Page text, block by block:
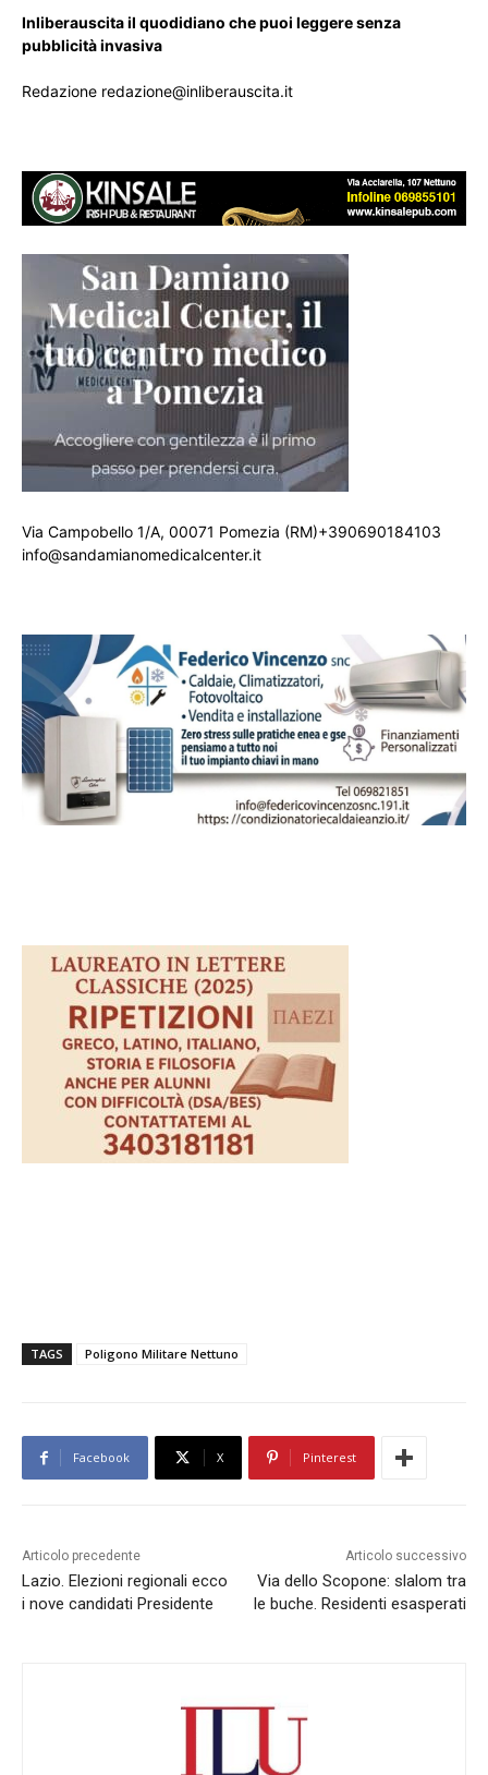
Inliberauscita il quodidiano che puoi leggere senza
pubblicità invasiva
Redazione redazione@inliberauscita.it
Via Campobello 1/A, 00071 Pomezia (RM)+390690184103
info@sandamianomedicalcenter.it
TAGS Poligono Militare Nettuno
Facebook X Pinterest
Articolo precedente
Lazio. Elezioni regionali ecco
i nove candidati Presidente
Articolo successivo
Via dello Scopone: slalom tra
le buche. Residenti esasperati